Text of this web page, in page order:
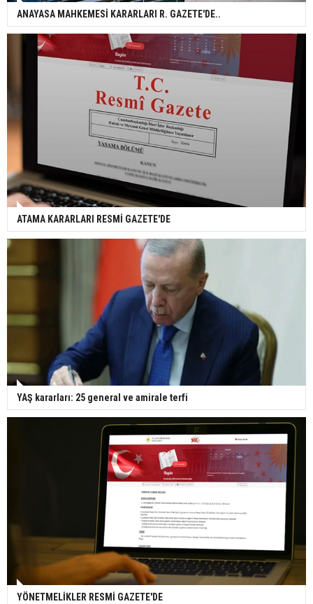
ANAYASA MAHKEMESİ KARARLARI R. GAZETE'DE..
ATAMA KARARLARI RESMİ GAZETE'DE
YAŞ kararları: 25 general ve amirale terfi
YÖNETMELİKLER RESMİ GAZETE'DE